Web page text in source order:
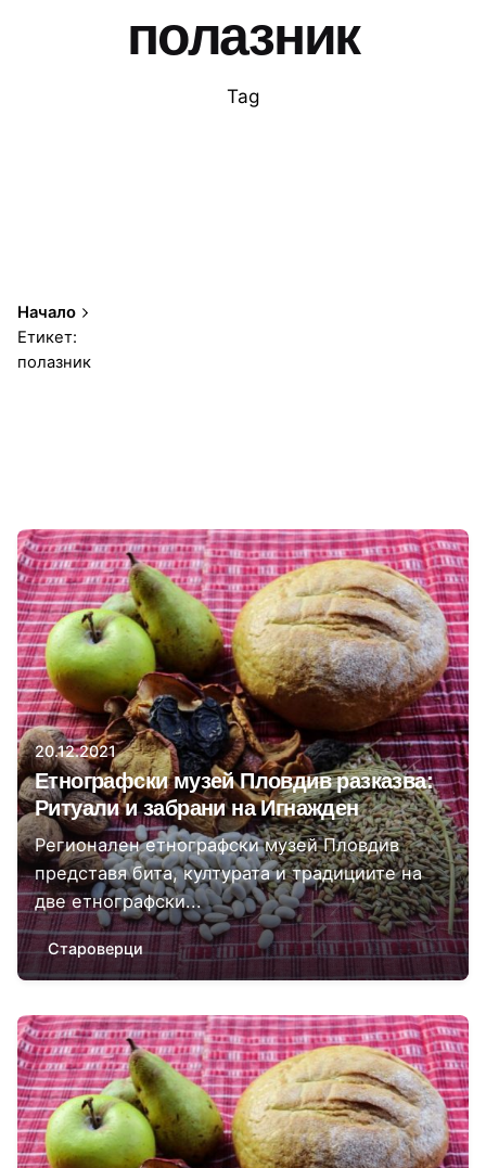
полазник
Tag
Начало
Етикет:
полазник
Автор
Регионален етнографски музей Пловдив
20.12.2021
Етнографски музей Пловдив разказва:
Ритуали и забрани на Игнажден
Регионален етнографски музей Пловдив
представя бита, културата и традициите на
две етнографски...
Староверци
Автор
Регионален етнографски музей Пловдив